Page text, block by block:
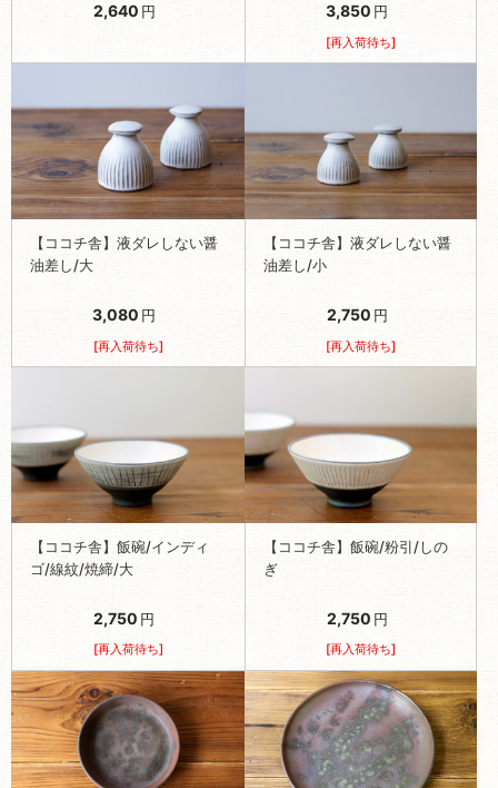
2,640 円 3,850 円
[再入荷待ち]
【ココチ舎】液ダレしない醤
油差し/大
3,080 円
[再入荷待ち]
【ココチ舎】液ダレしない醤
油差し/小
2,750 円
[再入荷待ち]
【ココチ舎】飯碗/インディ
ゴ/線紋/焼締/大
2,750 円
[再入荷待ち]
【ココチ舎】飯碗/粉引/しの
ぎ
2,750 円
[再入荷待ち]